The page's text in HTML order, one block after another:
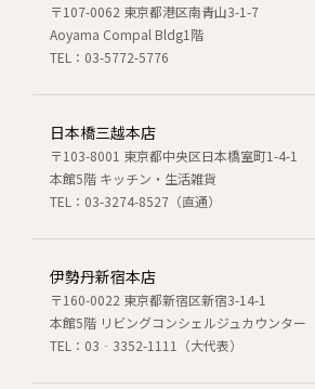
〒107-0062 東京都港区南青山3-1-7
Aoyama Compal Bldg1階
TEL：03-5772-5776
日本橋三越本店
〒103-8001 東京都中央区日本橋室町1-4-1
本館5階 キッチン・生活雑貨
TEL：03-3274-8527（直通）
伊勢丹新宿本店
〒160-0022 東京都新宿区新宿3-14-1
本館5階 リビングコンシェルジュカウンター
TEL：03‐3352-1111（大代表）